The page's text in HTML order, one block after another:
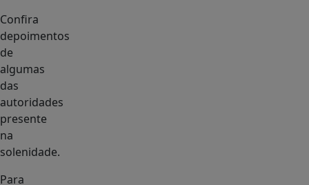
Confira
depoimentos
de
algumas
das
autoridades
presente
na
solenidade.
Para